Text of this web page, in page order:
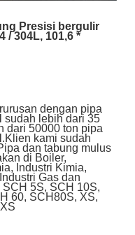
Presisi bergulir
/ 304L, 101,6 *
dengan pipa
sudah lebih dari 35
dari 50000 ton pipa
kami sudah
dan tabung mulus
di Boiler,
Industri Kimia,
Gas dan
5S, SCH 10S,
60, SCH80S, XS,